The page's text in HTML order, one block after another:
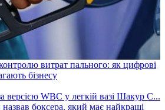
витрат пального: як цифрові
бізнесу
боксера, який має найкращі